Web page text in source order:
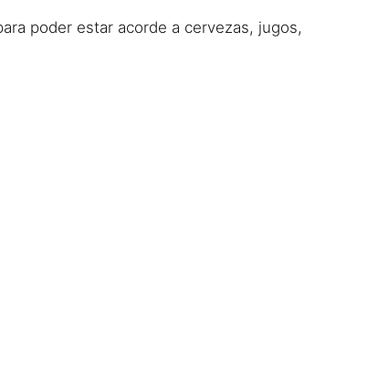
poder estar acorde a cervezas, jugos,